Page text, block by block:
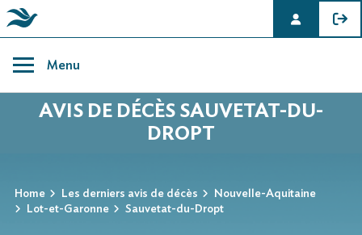
content
Menu
AVIS DE DÉCÈS SAUVETAT-DU-
DROPT
Home Les derniers avis de décès
Nouvelle-Aquitaine
Lot-et-Garonne
Sauvetat-du-Dropt